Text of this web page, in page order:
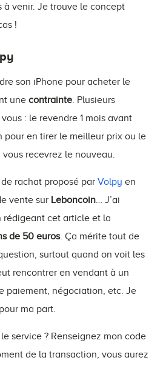
à venir. Je trouve le concept
!
son iPhone pour acheter le
une contrainte . Plusieurs
: le revendre 1 mois avant
pour en tirer le meilleur prix ou le
recevrez le nouveau.
rachat proposé par Volpy en
vente sur Leboncoin … J’ai
rédigeant cet article et la
de 50 euros. Ça mérite tout de
surtout quand on voit les
rencontrer en vendant à un
paiement, négociation, etc. Je
ma part.
service ? Renseignez mon code
de la transaction, vous aurez